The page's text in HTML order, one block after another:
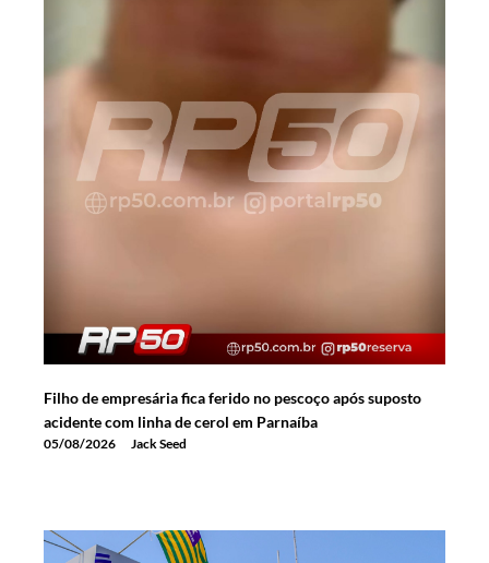
Filho de empresária fica ferido no pescoço após suposto
acidente com linha de cerol em Parnaíba
05/08/2026 Jack Seed